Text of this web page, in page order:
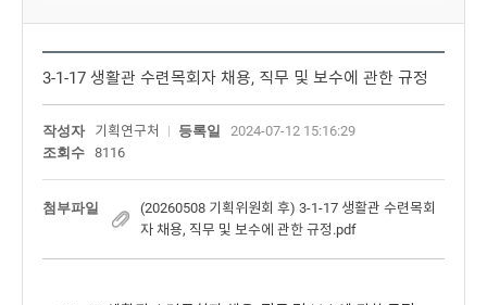
3-1-17 생활관 수련목회자 채용, 직무 및 보수에 관한 규정
작성자 기획연구처 등록일
2024-07-12 15:16:29
조회수
8116
첨부파일
(20260508 기획위원회 후) 3-1-17 생활관 수련목회
자 채용, 직무 및 보수에 관한 규정.pdf